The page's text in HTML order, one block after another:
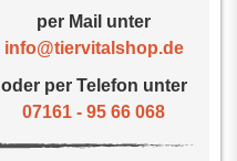
per Mail unter
info@tiervitalshop.de
oder per Telefon unter
07161 - 95 66 068